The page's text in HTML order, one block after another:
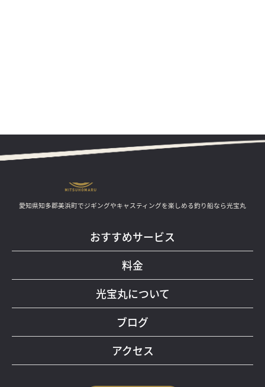
愛知県知多郡美浜町でジギングやキャスティングを楽しめる釣り船なら光宝丸
おすすめサービス
料金
光宝丸について
ブログ
アクセス